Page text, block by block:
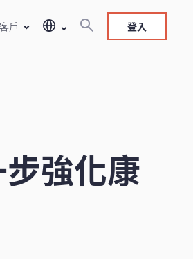
戶 登入
強化康